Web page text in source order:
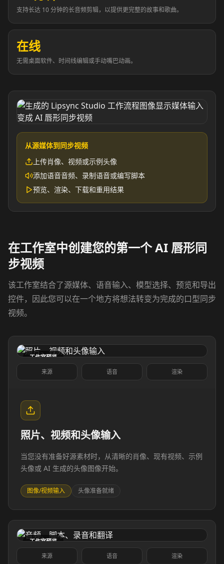
Reporter 02
Reporter 04 Reporter 05
Reporter 06 Reporter 07
Reporter 10 Show Host 01
Show Host 04
Show Host 06 Show Host 07
Show Host 10 Cartoon 01
Cartoon 02
Cartoon 04 Cartoon 05
Cartoon 08
Cartoon 10 Pet Host 01
Pet Host 02
Pet Host 04 Pet Host 05
Pet Host 06 Pet Host 07
Pet Host 08
Baby 03 Baby 04
支持长达 10 分钟的长音频剪辑，以提供更完整的故事和歌曲。
在线
无需桌面软件、时间线编辑或手动嘴巴动画。
从源媒体到同步视频
上传肖像、视频或示例头像
添加语音音频、录制语音或编写脚本
预览、渲染、下载和重用结果
在工作室中创建您的第一个 AI 唇形同
步视频
该工作室结合了源媒体、语音输入、模型选择、预览和导出
控件，因此您可以在一个地方将想法转变为完成的口型同步
视频。
工作室预览
来源
语音 渲染
照片、视频和头像输入
当您没有准备好源素材时，从清晰的肖像、现有视频、示例
头像或 AI 生成的头像图像开始。
图像/视频输入 头像准备就绪
工作室预览
来源
语音 渲染